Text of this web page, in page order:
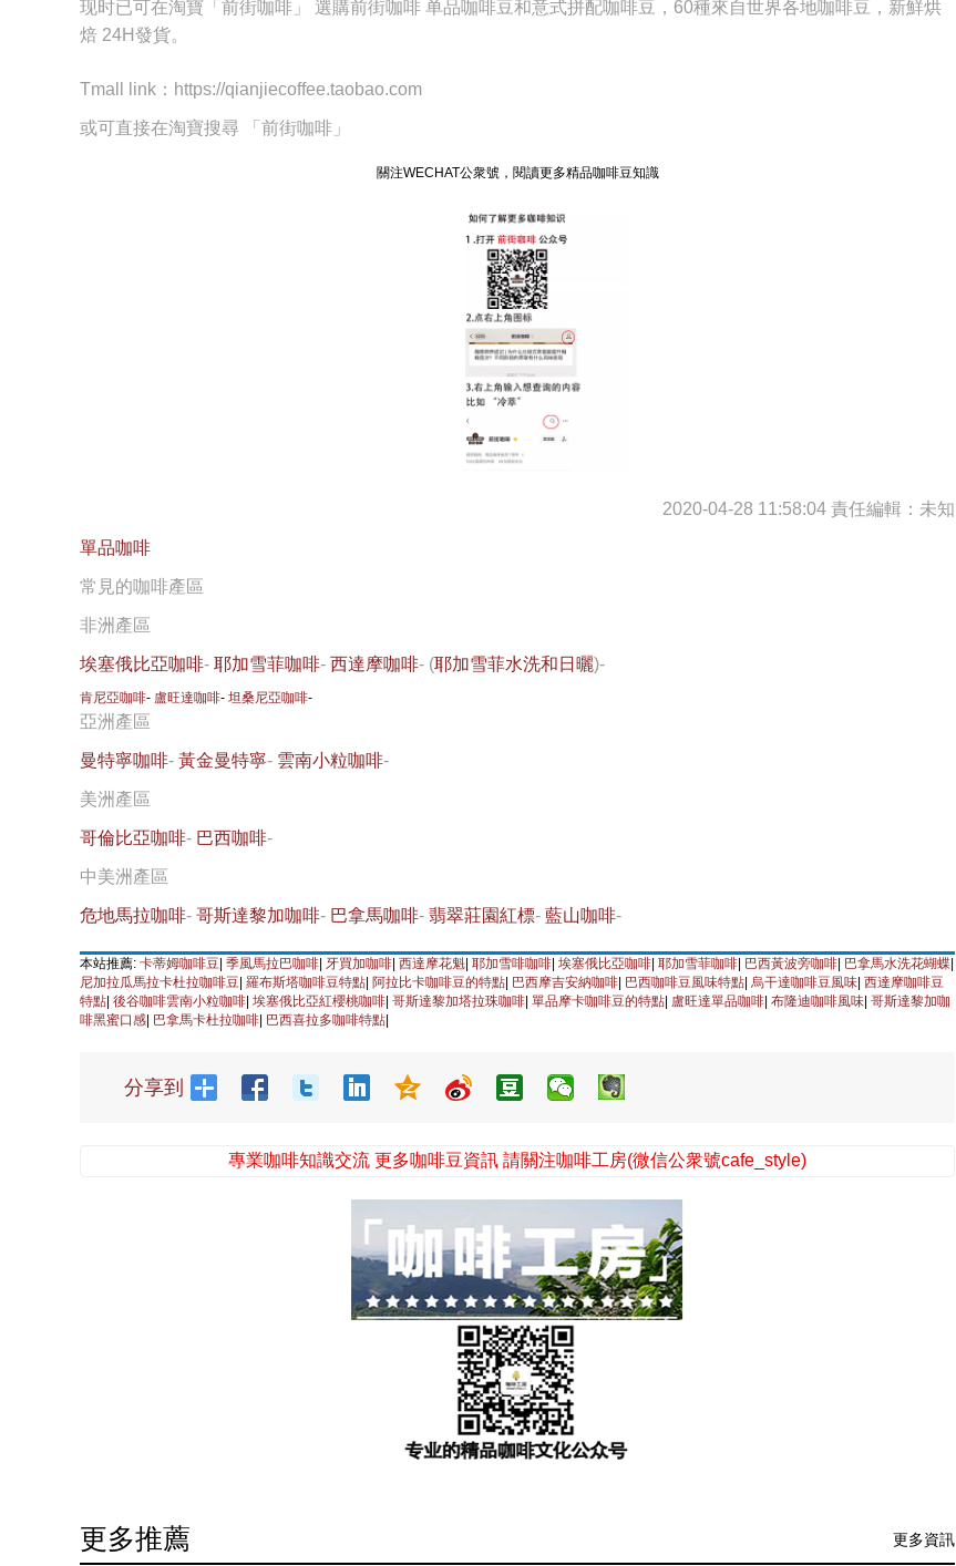
现时已可在淘寶「前街咖啡」 選購前街咖啡 单品咖啡豆和意式拼配咖啡豆，60種來自世界各地咖啡豆，新鮮烘
焙 24H發貨。
Tmall link：https://qianjiecoffee.taobao.com
或可直接在淘寶搜尋 「前街咖啡」
關注WECHAT公衆號，閱讀更多精品咖啡豆知識
2020-04-28 11:58:04 責任編輯：未知
單品咖啡
常見的咖啡產區
非洲產區
埃塞俄比亞咖啡- 耶加雪菲咖啡- 西達摩咖啡- (耶加雪菲水洗和日曬)-
肯尼亞咖啡- 盧旺達咖啡- 坦桑尼亞咖啡-
亞洲產區
曼特寧咖啡- 黃金曼特寧- 雲南小粒咖啡-
美洲產區
哥倫比亞咖啡- 巴西咖啡-
中美洲產區
危地馬拉咖啡- 哥斯達黎加咖啡- 巴拿馬咖啡- 翡翠莊園紅標- 藍山咖啡-
本站推薦: 卡蒂姆咖啡豆| 季風馬拉巴咖啡| 牙買加咖啡| 西達摩花魁| 耶加雪啡咖啡| 埃塞俄比亞咖啡| 耶加雪菲咖啡| 巴西黃波旁咖啡| 巴拿馬水洗花蝴蝶|
尼加拉瓜馬拉卡杜拉咖啡豆| 羅布斯塔咖啡豆特點| 阿拉比卡咖啡豆的特點| 巴西摩吉安納咖啡| 巴西咖啡豆風味特點| 烏干達咖啡豆風味| 西達摩咖啡豆
特點| 後谷咖啡雲南小粒咖啡| 埃塞俄比亞紅櫻桃咖啡| 哥斯達黎加塔拉珠咖啡| 單品摩卡咖啡豆的特點| 盧旺達單品咖啡| 布隆迪咖啡風味| 哥斯達黎加咖
啡黑蜜口感| 巴拿馬卡杜拉咖啡| 巴西喜拉多咖啡特點|
分享到
專業咖啡知識交流 更多咖啡豆資訊 請關注咖啡工房(微信公衆號cafe_style)
更多推薦 更多資訊